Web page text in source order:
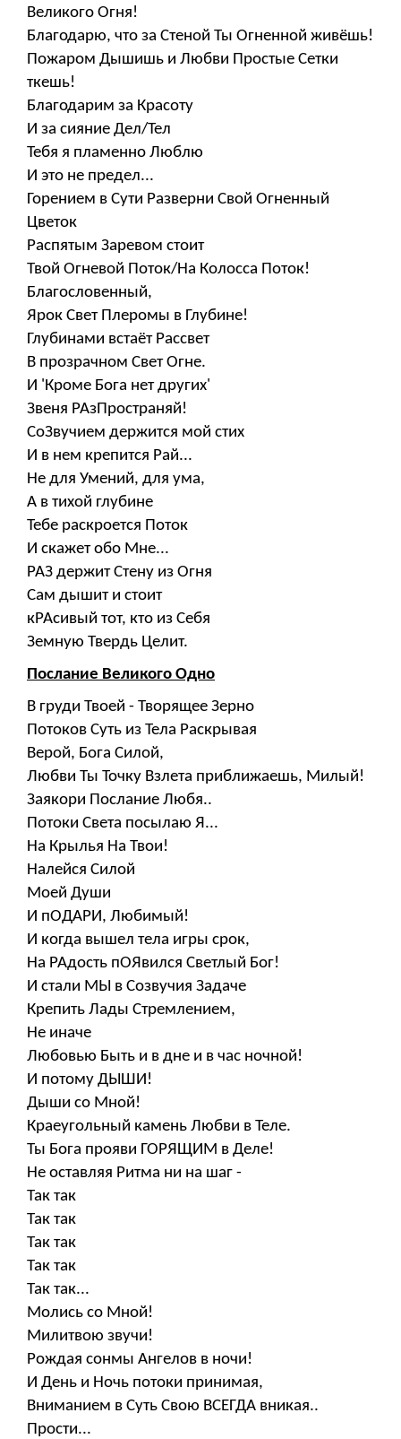
Великого Огня!
Благодарю, что за Стеной Ты Огненной живёшь!
Пожаром Дышишь и Любви Простые Сетки
ткешь!
Благодарим за Красоту
И за сияние Дел/Тел
Тебя я пламенно Люблю
И это не предел...
Горением в Сути Разверни Свой Огненный
Цветок
Распятым Заревом стоит
Твой Огневой Поток/На Колосса Поток!
Благословенный,
Ярок Свет Плеромы в Глубине!
Глубинами встаёт Рассвет
В прозрачном Свет Огне.
И 'Кроме Бога нет других'
Звеня РАзПространяй!
СоЗвучием держится мой стих
И в нем крепится Рай...
Не для Умений, для ума,
А в тихой глубине
Тебе раскроется Поток
И скажет обо Мне...
РАЗ держит Стену из Огня
Сам дышит и стоит
кРАсивый тот, кто из Себя
Земную Твердь Целит.
Послание Великого Одно
В груди Твоей - Творящее Зерно
Потоков Суть из Тела Раскрывая
Верой, Бога Силой,
Любви Ты Точку Взлета приближаешь, Милый!
Заякори Послание Любя..
Потоки Света посылаю Я...
На Крылья На Твои!
Налейся Силой
Моей Души
И пОДАРИ, Любимый!
И когда вышел тела игры срок,
На РАдость пОЯвился Светлый Бог!
И стали МЫ в Созвучия Задаче
Крепить Лады Стремлением,
Не иначе
Любовью Быть и в дне и в час ночной!
И потому ДЫШИ!
Дыши со Мной!
Краеугольный камень Любви в Теле.
Ты Бога прояви ГОРЯЩИМ в Деле!
Не оставляя Ритма ни на шаг -
Так так
Так так
Так так
Так так
Так так...
Молись со Мной!
Милитвою звучи!
Рождая сонмы Ангелов в ночи!
И День и Ночь потоки принимая,
Вниманием в Суть Свою ВСЕГДА вникая..
Прости...